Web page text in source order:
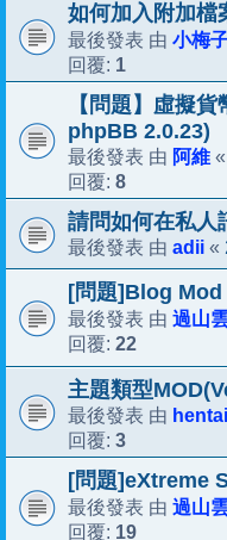
如何加入附加檔
最後發表 由 小梅
回覆: 1
【問題】虛擬
phpBB 2.0.23)
最後發表 由 阿維 «
回覆: 8
請問如何在私人
最後發表 由 adii «
[問題]Blog Mod
最後發表 由 過山
回覆: 22
主題類型
最後發表 由
回覆: 3
[問題]eXtreme
最後發表 由 過山
回覆: 19